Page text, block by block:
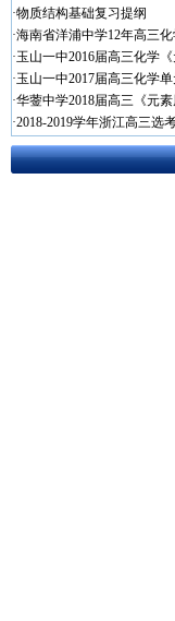
·物质结构基础复习提纲
·海南省洋浦中学12年高三化
·玉山一中2016届高三化学《
·玉山一中2017届高三化学单
·华蓥中学2018届高三《元素
·2018-2019学年浙江高三选